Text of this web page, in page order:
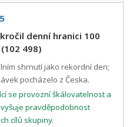
denní hranici 100
498)
shrnutí jako rekordní den;
pocházelo z Česka.
se provozní škálovatelnost a
pravděpodobnost
cílů skupiny.